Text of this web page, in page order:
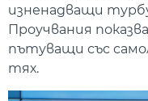
изненадващи
Проучвания
пътуващи със
тях.